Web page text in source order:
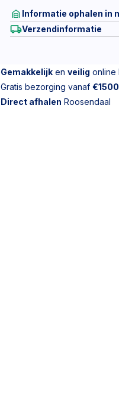
Informatie ophalen in
Verzendinformatie
Gemakkelijk en veilig online
Gratis bezorging vanaf €1500
Direct afhalen Roosendaal